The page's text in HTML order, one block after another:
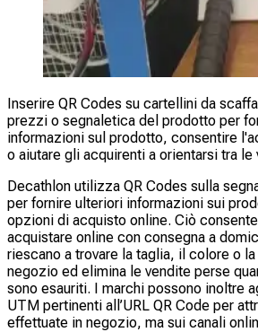
Inserire QR Codes su cartellini da
prezzi o segnaletica del prodotto per
informazioni sul prodotto, consentire
o aiutare gli acquirenti a orientarsi tra
Decathlon utilizza QR Codes sulla
per fornire ulteriori informazioni sui
opzioni di acquisto online. Ciò
acquistare online con consegna a
riescano a trovare la taglia, il colore o
negozio ed elimina le vendite perse
sono esauriti. I marchi possono inoltre
UTM pertinenti all’URL QR Code per
effettuate in negozio, ma sui canali